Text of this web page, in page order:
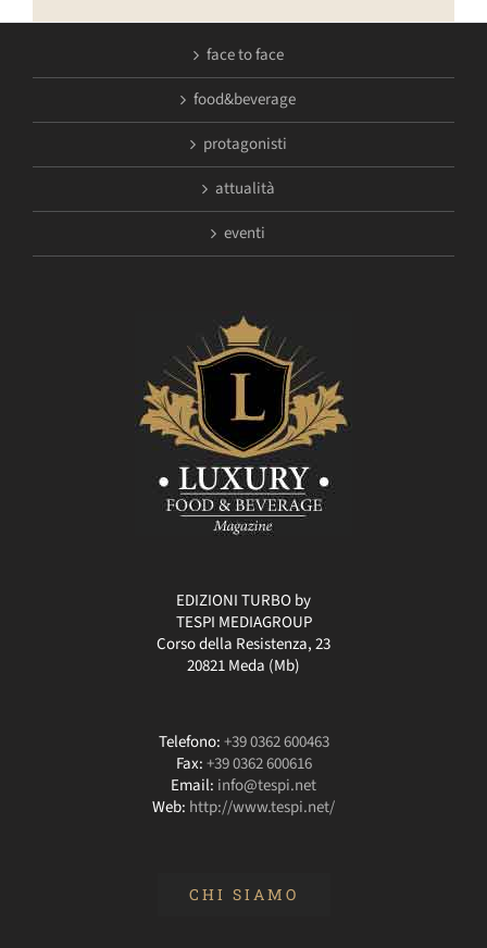
face to face
food&beverage
protagonisti
attualità
eventi
EDIZIONI TURBO by
TESPI MEDIAGROUP
Corso della Resistenza, 23
20821 Meda (Mb)
Telefono:+39 0362 600463
Fax:+39 0362 600616
Email: info@tespi.net
Web: http://www.tespi.net/
CHI SIAMO